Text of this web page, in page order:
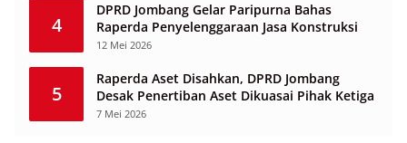
4
DPRD Jombang Gelar Paripurna Bahas
Raperda Penyelenggaraan Jasa Konstruksi
12 Mei 2026
5
Raperda Aset Disahkan, DPRD Jombang
Desak Penertiban Aset Dikuasai Pihak Ketiga
7 Mei 2026